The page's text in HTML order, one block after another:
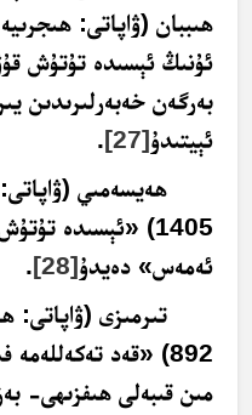
ئۇنىڭ ئېسىدە تۇتۇش
بەرگەن خەبەرلىرىدىن
ئېيتىدۇ[27]
.
1405) «ئېسىدە
ئەمەس» دەيدۇ[28]
.
892) «قەد
مىن قىبەلى ھىفزىھى-